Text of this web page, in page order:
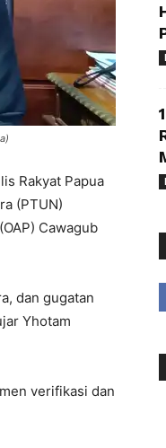
Rakyat Papua
(PTUN)
Cawagub
dan gugatan
Yhotam
verifikasi dan